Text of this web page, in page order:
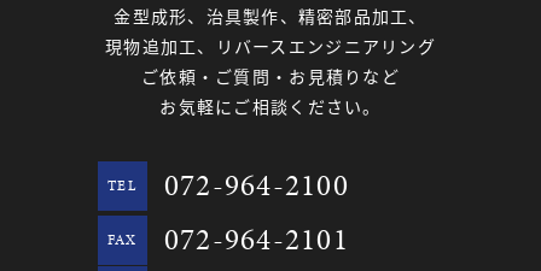
金型成形、治具製作、精密部品加工、
現物追加工、リバースエンジニアリング
ご依頼・ご質問・お見積りなど
お気軽にご相談ください。
TEL 072-964-2100
FAX 072-964-2101